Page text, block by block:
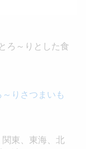
ろ～りとした食
りさつまいも
東、東海、北